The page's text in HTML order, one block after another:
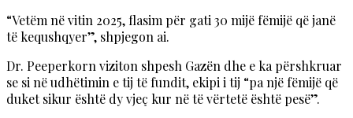
“Vetëm në vitin 2025, flasim për gati 30 mijë fëmijë që janë
të kequshqyer”, shpjegon ai.
Dr. Peeperkorn viziton shpesh Gazën dhe e ka përshkruar
se si në udhëtimin e tij të fundit, ekipi i tij “pa një fëmijë që
duket sikur është dy vjeç kur në të vërtetë është pesë”.